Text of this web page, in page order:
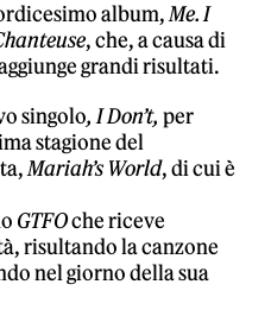
album,Me. I
, che, a causa di
grandi risultati.
singolo, I Don’t, per
stagione del
Mariah’s World, di cui è
GTFOche riceve
risultando la canzone
nel giorno della sua